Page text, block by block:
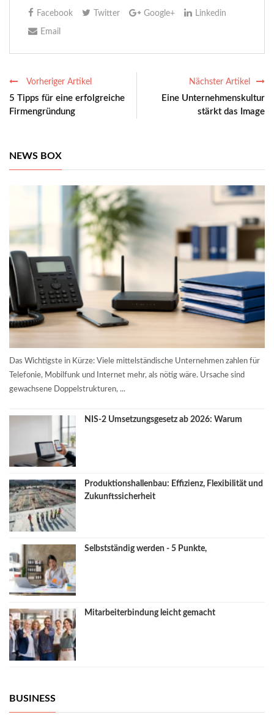
Facebook Twitter Google+ Linkedin
Email
Nächster Artikel
Eine Unternehmenskultur
stärkt das Image
Vorheriger Artikel
5 Tipps für eine erfolgreiche
Firmengründung
NEWS BOX
Das Wichtigste in Kürze: Viele mittelständische Unternehmen zahlen für
Telefonie, Mobilfunk und Internet mehr, als nötig wäre. Ursache sind
gewachsene Doppelstrukturen, ...
NIS-2 Umsetzungsgesetz ab 2026: Warum
Produktionshallenbau: Effizienz, Flexibilität und
Zukunftssicherheit
Selbstständig werden - 5 Punkte,
Mitarbeiterbindung leicht gemacht
BUSINESS